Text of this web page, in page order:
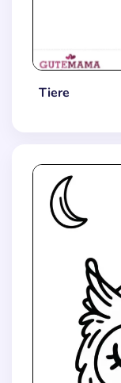
Tiere